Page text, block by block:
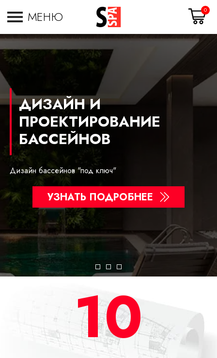
МЕНЮ 0
ДИЗАЙН И
ПРОЕКТИРОВАНИЕ
БАССЕЙНОВ
Дизайн бассейнов "под ключ"
УЗНАТЬ ПОДРОБНЕЕ
ItemItemItem
10